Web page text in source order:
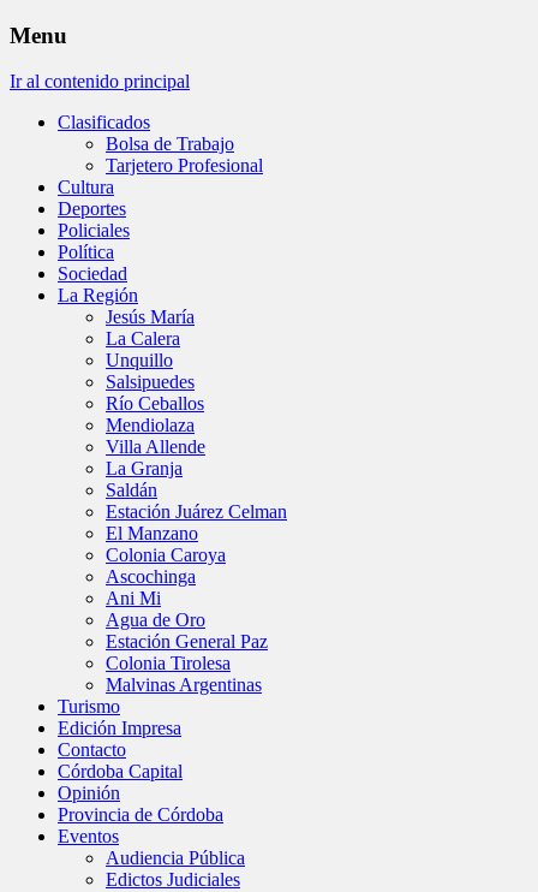
Menu
Ir al contenido principal
Clasificados
Bolsa de Trabajo
Tarjetero Profesional
Cultura
Deportes
Policiales
Política
Sociedad
La Región
Jesús María
La Calera
Unquillo
Salsipuedes
Río Ceballos
Mendiolaza
Villa Allende
La Granja
Saldán
Estación Juárez Celman
El Manzano
Colonia Caroya
Ascochinga
Ani Mi
Agua de Oro
Estación General Paz
Colonia Tirolesa
Malvinas Argentinas
Turismo
Edición Impresa
Contacto
Córdoba Capital
Opinión
Provincia de Córdoba
Eventos
Audiencia Pública
Edictos Judiciales